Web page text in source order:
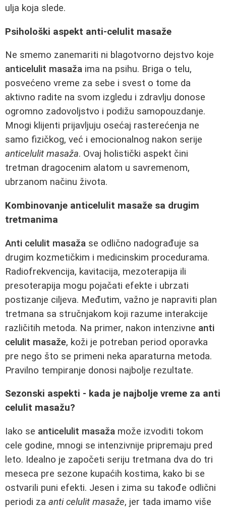
ulja koja slede.
Psihološki aspekt anti-celulit masaže
Ne smemo zanemariti ni blagotvorno dejstvo koje
anticelulit masaža ima na psihu. Briga o telu,
posvećeno vreme za sebe i svest o tome da
aktivno radite na svom izgledu i zdravlju donose
ogromno zadovoljstvo i podižu samopouzdanje.
Mnogi klijenti prijavljuju osećaj rasterećenja ne
samo fizičkog, već i emocionalnog nakon serije
anticelulit masaža. Ovaj holistički aspekt čini
tretman dragocenim alatom u savremenom,
ubrzanom načinu života.
Kombinovanje anticelulit masaže sa drugim
tretmanima
Anti celulit masaža se odlično nadograđuje sa
drugim kozmetičkim i medicinskim procedurama.
Radiofrekvencija, kavitacija, mezoterapija ili
presoterapija mogu pojačati efekte i ubrzati
postizanje ciljeva. Međutim, važno je napraviti plan
tretmana sa stručnjakom koji razume interakcije
različitih metoda. Na primer, nakon intenzivne anti
celulit masaže, koži je potreban period oporavka
pre nego što se primeni neka aparaturna metoda.
Pravilno tempiranje donosi najbolje rezultate.
Sezonski aspekti - kada je najbolje vreme za anti
celulit masažu?
Iako se anticelulit masaža može izvoditi tokom
cele godine, mnogi se intenzivnije pripremaju pred
leto. Idealno je započeti seriju tretmana dva do tri
meseca pre sezone kupaćih kostima, kako bi se
ostvarili puni efekti. Jesen i zima su takođe odlični
periodi za anti celulit masaže, jer tada imamo više